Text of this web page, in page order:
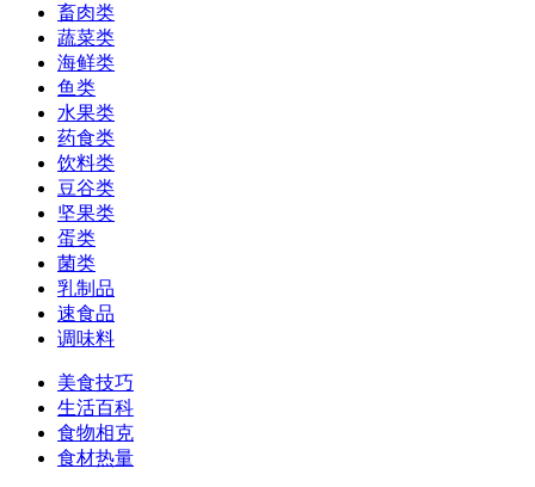
畜肉类
蔬菜类
海鲜类
鱼类
水果类
药食类
饮料类
豆谷类
坚果类
蛋类
菌类
乳制品
速食品
调味料
美食技巧
生活百科
食物相克
食材热量